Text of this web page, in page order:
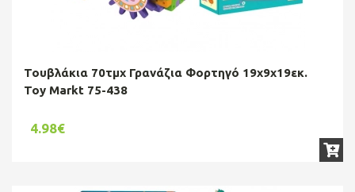
Τουβλάκια 70τμχ Γρανάζια Φορτηγό 19x9x19εκ.
Toy Markt 75-438
4.98€